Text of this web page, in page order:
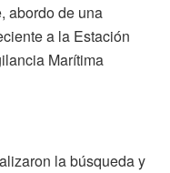
abordo de una
a la Estación
Marítima
la búsqueda y